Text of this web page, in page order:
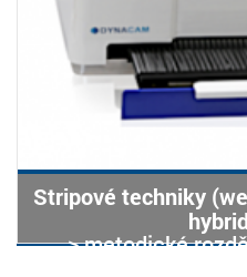
Stripové techniky
> metodické